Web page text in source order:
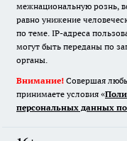
межнациональную рознь,
равно унижение
по теме. IP-адреса
могут быть переданы по
органы.
Внимание! Совершая
принимаете условия «
персональных данных